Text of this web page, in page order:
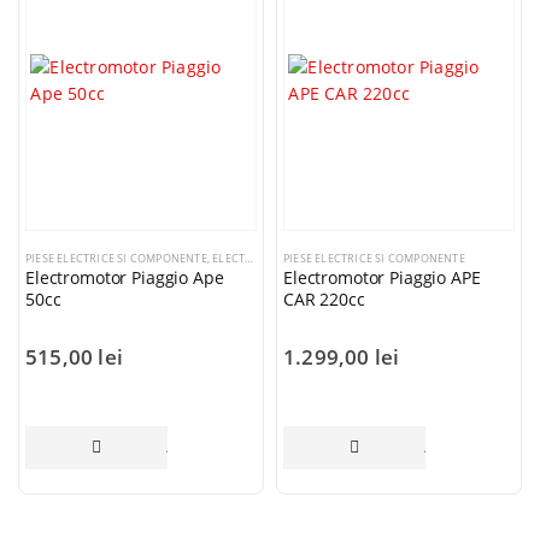
PIESE ELECTRICE SI COMPONENTE, ELECTROMOTOARE SI COMPONENTE
Electromotor Piaggio Ape
50cc
515,00 lei
ADAUGĂ ÎN COȘ
PIESE ELECTRICE SI COMPONENTE
Electromotor Piaggio APE
CAR 220cc
1.299,00 lei
ADAUGĂ ÎN COȘ